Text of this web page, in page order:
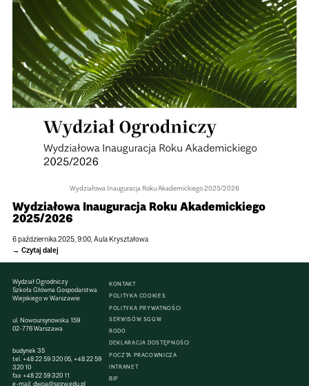
Wydzia­łowa Inau­gu­ra­cja Roku Aka­de­mic­kiego 2025/2026
Wydzia­łowa Inau­gu­ra­cja Roku Aka­de­mic­kiego
2025/2026
6 paździer­nika 2025, 9:00, Aula Krysz­ta­ło­wa
Czytaj dalej
Wydział Ogrodniczy
Szkoła Główna Gospodarstwa
Wiejskiego w Warszawie
ul. Nowoursynowska 159
02-776 Warszawa
budynek 35
tel. +48 22 59 320 05, +48 22 59
320 10
fax +48 22 59 320 11
e-mail:dwoa@sggw.edu.pl
KONTAKT
POLITYKA COOKIES
POLITYKA PRYWATNOŚCI
SERWISÓW SGGW
RODO
DEKLARACJA DOSTĘPNOŚCI
POCZTA PRACOWNICZA
INTRANET
BIP